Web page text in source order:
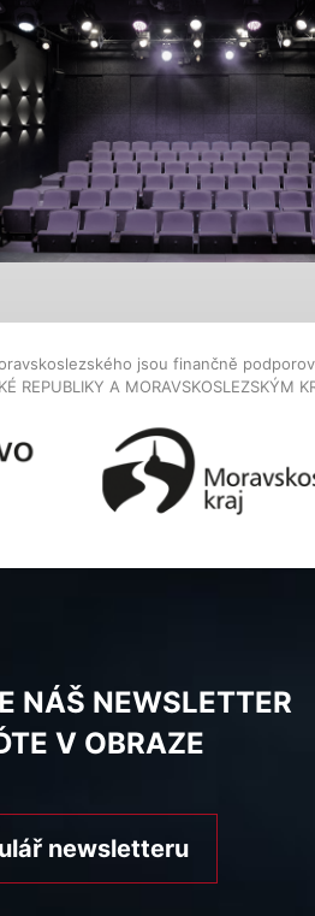
jsou finančně
REPUBLIKY A MORAVSKOSLEZSKÝM
NÁŠ NEWSLETTER
V OBRAZE
newsletteru